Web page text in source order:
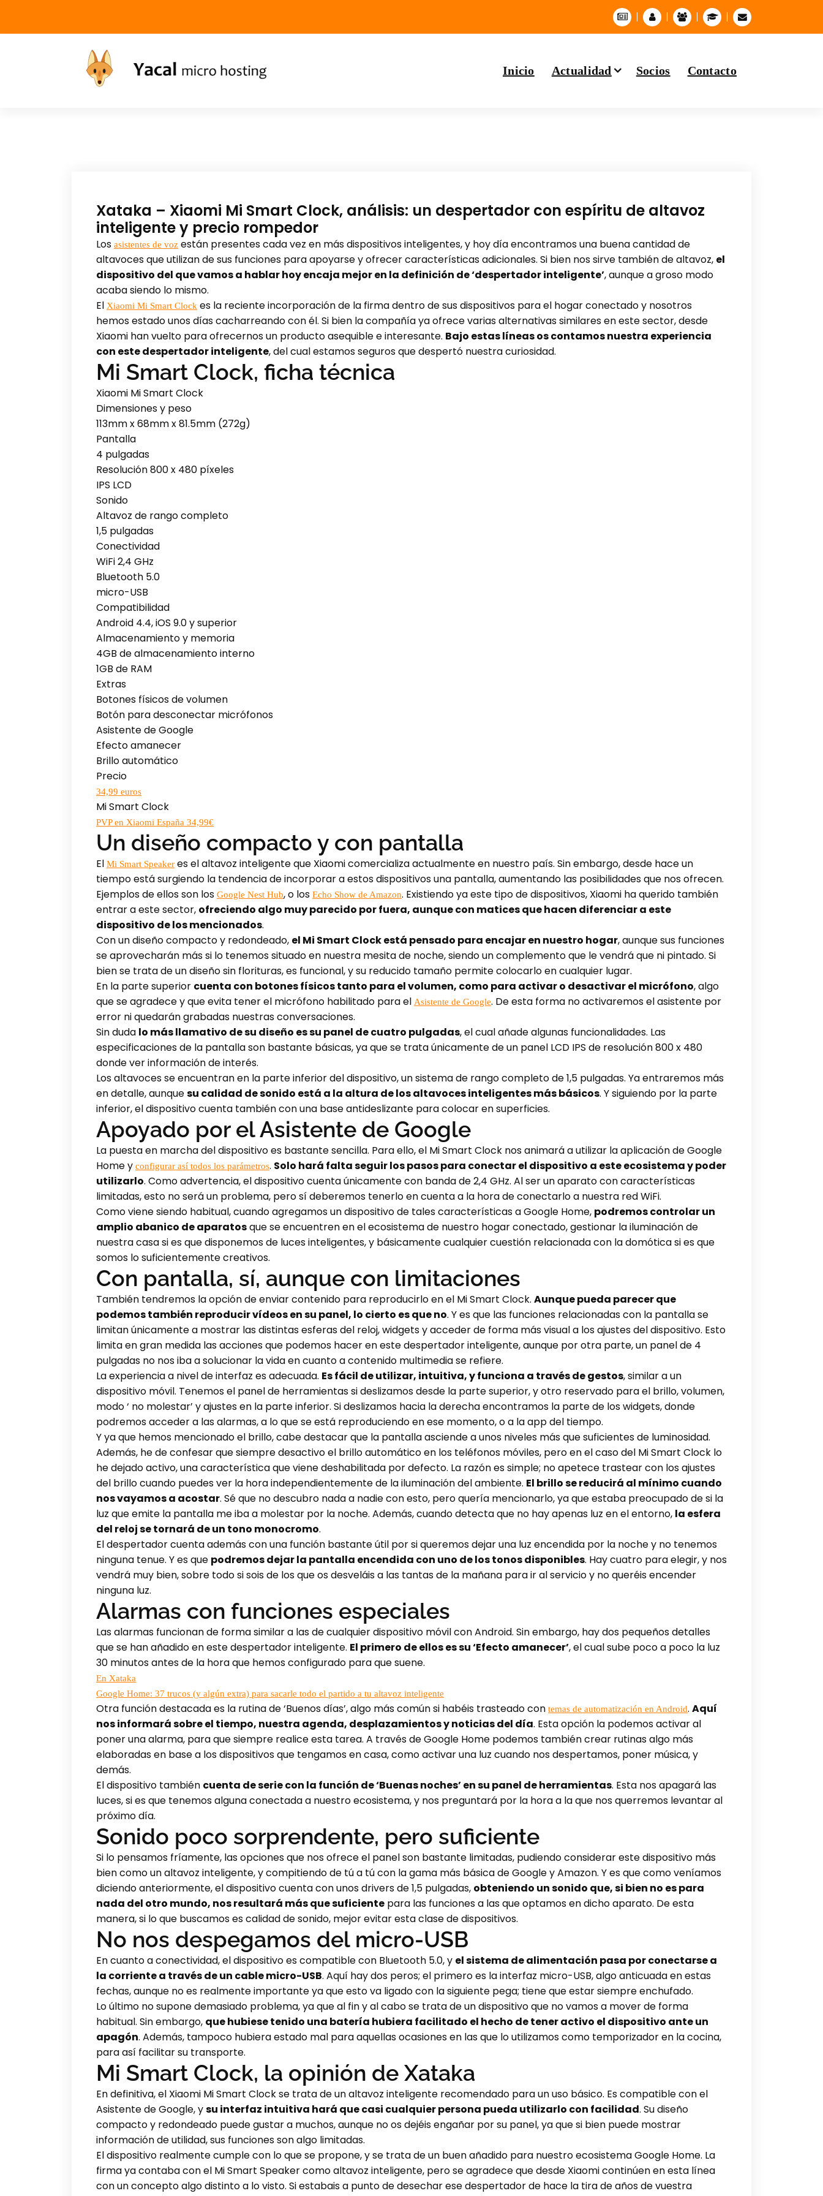
Inicio Actualidad Socios Contacto
Xataka – Xiaomi Mi Smart Clock, análisis: un despertador con espíritu de altavoz
inteligente y precio rompedor
Los asistentes de voz están presentes cada vez en más dispositivos inteligentes, y hoy día encontramos una buena cantidad de
altavoces que utilizan de sus funciones para apoyarse y ofrecer características adicionales. Si bien nos sirve también de altavoz, el
dispositivo del que vamos a hablar hoy encaja mejor en la definición de ‘despertador inteligente’, aunque a groso modo
acaba siendo lo mismo.
El Xiaomi Mi Smart Clock es la reciente incorporación de la firma dentro de sus dispositivos para el hogar conectado y nosotros
hemos estado unos días cacharreando con él. Si bien la compañía ya ofrece varias alternativas similares en este sector, desde
Xiaomi han vuelto para ofrecernos un producto asequible e interesante. Bajo estas líneas os contamos nuestra experiencia
con este despertador inteligente, del cual estamos seguros que despertó nuestra curiosidad.
Mi Smart Clock, ficha técnica
Xiaomi Mi Smart Clock
Dimensiones y peso
113mm x 68mm x 81.5mm (272g)
Pantalla
4 pulgadas
Resolución 800 x 480 píxeles
IPS LCD
Sonido
Altavoz de rango completo
1,5 pulgadas
Conectividad
WiFi 2,4 GHz
Bluetooth 5.0
micro-USB
Compatibilidad
Android 4.4, iOS 9.0 y superior
Almacenamiento y memoria
4GB de almacenamiento interno
1GB de RAM
Extras
Botones físicos de volumen
Botón para desconectar micrófonos
Asistente de Google
Efecto amanecer
Brillo automático
Precio
34,99 euros
Mi Smart Clock
PVP en Xiaomi España 34,99€
Un diseño compacto y con pantalla
El Mi Smart Speaker es el altavoz inteligente que Xiaomi comercializa actualmente en nuestro país. Sin embargo, desde hace un
tiempo está surgiendo la tendencia de incorporar a estos dispositivos una pantalla, aumentando las posibilidades que nos ofrecen.
Ejemplos de ellos son los Google Nest Hub, o los Echo Show de Amazon. Existiendo ya este tipo de dispositivos, Xiaomi ha querido también
entrar a este sector, ofreciendo algo muy parecido por fuera, aunque con matices que hacen diferenciar a este
dispositivo de los mencionados.
Con un diseño compacto y redondeado, el Mi Smart Clock está pensado para encajar en nuestro hogar, aunque sus funciones
se aprovecharán más si lo tenemos situado en nuestra mesita de noche, siendo un complemento que le vendrá que ni pintado. Si
bien se trata de un diseño sin florituras, es funcional, y su reducido tamaño permite colocarlo en cualquier lugar.
En la parte superior cuenta con botones físicos tanto para el volumen, como para activar o desactivar el micrófono, algo
que se agradece y que evita tener el micrófono habilitado para el Asistente de Google. De esta forma no activaremos el asistente por
error ni quedarán grabadas nuestras conversaciones.
Sin duda lo más llamativo de su diseño es su panel de cuatro pulgadas, el cual añade algunas funcionalidades. Las
especificaciones de la pantalla son bastante básicas, ya que se trata únicamente de un panel LCD IPS de resolución 800 x 480
donde ver información de interés.
Los altavoces se encuentran en la parte inferior del dispositivo, un sistema de rango completo de 1,5 pulgadas. Ya entraremos más
en detalle, aunquesu calidad de sonido está a la altura de los altavoces inteligentes más básicos. Y siguiendo por la parte
inferior, el dispositivo cuenta también con una base antideslizante para colocar en superficies.
Apoyado por el Asistente de Google
La puesta en marcha del dispositivo es bastante sencilla. Para ello, el Mi Smart Clock nos animará a utilizar la aplicación de Google
Home y configurar así todos los parámetros. Solo hará falta seguir los pasos para conectar el dispositivo a este ecosistema y poder
utilizarlo. Como advertencia, el dispositivo cuenta únicamente con banda de 2,4 GHz. Al ser un aparato con características
limitadas, esto no será un problema, pero sí deberemos tenerlo en cuenta a la hora de conectarlo a nuestra red WiFi.
Como viene siendo habitual, cuando agregamos un dispositivo de tales características a Google Home, podremos controlar un
amplio abanico de aparatosque se encuentren en el ecosistema de nuestro hogar conectado, gestionar la iluminación de
nuestra casa si es que disponemos de luces inteligentes, y básicamente cualquier cuestión relacionada con la domótica si es que
somos lo suficientemente creativos.
Con pantalla, sí, aunque con limitaciones
También tendremos la opción de enviar contenido para reproducirlo en el Mi Smart Clock. Aunque pueda parecer que
podemos también reproducir vídeos en su panel, lo cierto es que no. Y es que las funciones relacionadas con la pantalla se
limitan únicamente a mostrar las distintas esferas del reloj, widgets y acceder de forma más visual a los ajustes del dispositivo. Esto
limita en gran medida las acciones que podemos hacer en este despertador inteligente, aunque por otra parte, un panel de 4
pulgadas no nos iba a solucionar la vida en cuanto a contenido multimedia se refiere.
La experiencia a nivel de interfaz es adecuada. Es fácil de utilizar, intuitiva, y funciona a través de gestos, similar a un
dispositivo móvil. Tenemos el panel de herramientas si deslizamos desde la parte superior, y otro reservado para el brillo, volumen,
modo ‘ no molestar’ y ajustes en la parte inferior. Si deslizamos hacia la derecha encontramos la parte de los widgets, donde
podremos acceder a las alarmas, a lo que se está reproduciendo en ese momento, o a la app del tiempo.
Y ya que hemos mencionado el brillo, cabe destacar que la pantalla asciende a unos niveles más que suficientes de luminosidad.
Además, he de confesar que siempre desactivo el brillo automático en los teléfonos móviles, pero en el caso del Mi Smart Clock lo
he dejado activo, una característica que viene deshabilitada por defecto. La razón es simple; no apetece trastear con los ajustes
del brillo cuando puedes ver la hora independientemente de la iluminación del ambiente. El brillo se reducirá al mínimo cuando
nos vayamos a acostar. Sé que no descubro nada a nadie con esto, pero quería mencionarlo, ya que estaba preocupado de si la
luz que emite la pantalla me iba a molestar por la noche. Además, cuando detecta que no hay apenas luz en el entorno, la esfera
del reloj se tornará de un tono monocromo.
El despertador cuenta además con una función bastante útil por si queremos dejar una luz encendida por la noche y no tenemos
ninguna tenue. Y es que podremos dejar la pantalla encendida con uno de los tonos disponibles. Hay cuatro para elegir, y nos
vendrá muy bien, sobre todo si sois de los que os desveláis a las tantas de la mañana para ir al servicio y no queréis encender
ninguna luz.
Alarmas con funciones especiales
Las alarmas funcionan de forma similar a las de cualquier dispositivo móvil con Android. Sin embargo, hay dos pequeños detalles
que se han añadido en este despertador inteligente. El primero de ellos es su ‘Efecto amanecer’, el cual sube poco a poco la luz
30 minutos antes de la hora que hemos configurado para que suene.
En Xataka
Google Home: 37 trucos (y algún extra) para sacarle todo el partido a tu altavoz inteligente
Otra función destacada es la rutina de ‘Buenos días’, algo más común si habéis trasteado con temas de automatización en Android. Aquí
nos informará sobre el tiempo, nuestra agenda, desplazamientos y noticias del día. Esta opción la podemos activar al
poner una alarma, para que siempre realice esta tarea. A través de Google Home podemos también crear rutinas algo más
elaboradas en base a los dispositivos que tengamos en casa, como activar una luz cuando nos despertamos, poner música, y
demás.
El dispositivo también cuenta de serie con la función de ‘Buenas noches’ en su panel de herramientas. Esta nos apagará las
luces, si es que tenemos alguna conectada a nuestro ecosistema, y nos preguntará por la hora a la que nos querremos levantar al
próximo día.
Sonido poco sorprendente, pero suficiente
Si lo pensamos fríamente, las opciones que nos ofrece el panel son bastante limitadas, pudiendo considerar este dispositivo más
bien como un altavoz inteligente, y compitiendo de tú a tú con la gama más básica de Google y Amazon. Y es que como veníamos
diciendo anteriormente, el dispositivo cuenta con unos drivers de 1,5 pulgadas, obteniendo un sonido que, si bien no es para
nada del otro mundo, nos resultará más que suficiente para las funciones a las que optamos en dicho aparato. De esta
manera, si lo que buscamos es calidad de sonido, mejor evitar esta clase de dispositivos.
No nos despegamos del micro-USB
En cuanto a conectividad, el dispositivo es compatible con Bluetooth 5.0, y el sistema de alimentación pasa por conectarse a
la corriente a través de un cable micro-USB. Aquí hay dos peros; el primero es la interfaz micro-USB, algo anticuada en estas
fechas, aunque no es realmente importante ya que esto va ligado con la siguiente pega; tiene que estar siempre enchufado.
Lo último no supone demasiado problema, ya que al fin y al cabo se trata de un dispositivo que no vamos a mover de forma
habitual. Sin embargo, que hubiese tenido una batería hubiera facilitado el hecho de tener activo el dispositivo ante un
apagón. Además, tampoco hubiera estado mal para aquellas ocasiones en las que lo utilizamos como temporizador en la cocina,
para así facilitar su transporte.
Mi Smart Clock, la opinión de Xataka
En definitiva, el Xiaomi Mi Smart Clock se trata de un altavoz inteligente recomendado para un uso básico. Es compatible con el
Asistente de Google, ysu interfaz intuitiva hará que casi cualquier persona pueda utilizarlo con facilidad. Su diseño
compacto y redondeado puede gustar a muchos, aunque no os dejéis engañar por su panel, ya que si bien puede mostrar
información de utilidad, sus funciones son algo limitadas.
El dispositivo realmente cumple con lo que se propone, y se trata de un buen añadido para nuestro ecosistema Google Home. La
firma ya contaba con el Mi Smart Speaker como altavoz inteligente, pero se agradece que desde Xiaomi continúen en esta línea
con un concepto algo distinto a lo visto. Si estabais a punto de desechar ese despertador de hace la tira de años de vuestra